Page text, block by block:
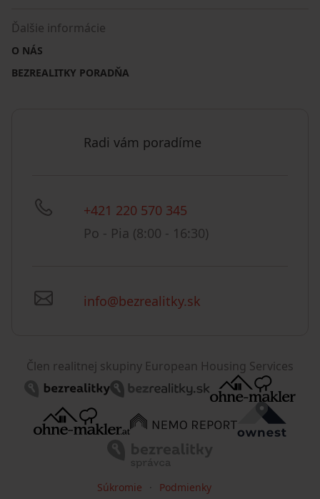
Ďalšie informácie
O NÁS
BEZREALITKY PORADŇA
Radi vám poradíme
+421 220 570 345
Po - Pia (8:00 - 16:30)
info@bezrealitky.sk
Člen realitnej skupiny European Housing Services
Súkromie Podmienky